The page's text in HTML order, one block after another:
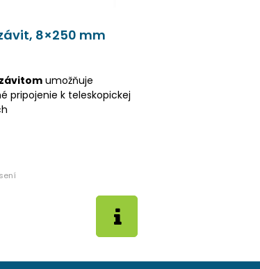
8×250 mm
umožňuje
pripojenie k teleskopickej